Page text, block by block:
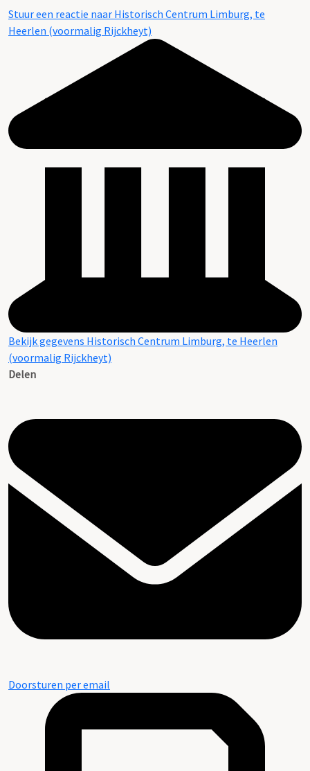
Stuur een reactie naar Historisch Centrum Limburg, te
Heerlen (voormalig Rijckheyt)
Bekijk gegevens Historisch Centrum Limburg, te Heerlen
(voormalig Rijckheyt)
Delen
Doorsturen per email